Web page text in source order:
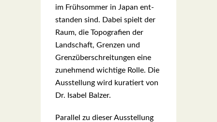
im Früh­som­mer in Japan ent­
stan­den sind. Dabei spielt der
Raum, die Topo­gra­fien der
Land­schaft, Gren­zen und
Grenz­über­schrei­tun­gen eine
zuneh­mend wich­ti­ge Rol­le. Die
Aus­stel­lung wird kura­tiert von
Dr. Isa­bel Bal­zer.
Par­al­lel zu die­ser Aus­stel­lung